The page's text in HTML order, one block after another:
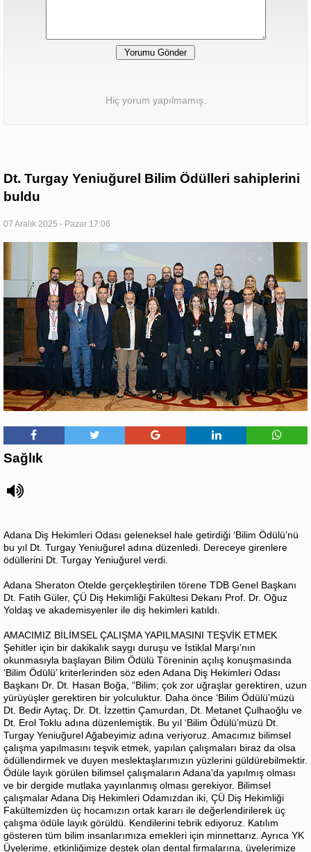
Hiç yorum yapılmamış.
Dt. Turgay Yeniuğurel Bilim Ödülleri sahiplerini
buldu
07 Aralık 2025 - Pazar 17:06
Sağlık
Adana Diş Hekimleri Odası geleneksel hale getirdiği ‘Bilim Ödülü’nü
bu yıl Dt. Turgay Yeniuğurel adına düzenledi. Dereceye girenlere
ödüllerini Dt. Turgay Yeniuğurel verdi.
Adana Sheraton Otelde gerçekleştirilen törene TDB Genel Başkanı
Dt. Fatih Güler, ÇÜ Diş Hekimliği Fakültesi Dekanı Prof. Dr. Oğuz
Yoldaş ve akademisyenler ile diş hekimleri katıldı.
AMACIMIZ BİLİMSEL ÇALIŞMA YAPILMASINI TEŞVİK ETMEK
Şehitler için bir dakikalık saygı duruşu ve İstiklal Marşı’nın
okunmasıyla başlayan Bilim Ödülü Töreninin açılış konuşmasında
‘Bilim Ödülü’ kriterlerinden söz eden Adana Diş Hekimleri Odası
Başkanı Dr. Dt. Hasan Boğa, “Bilim; çok zor uğraşlar gerektiren, uzun
yürüyüşler gerektiren bir yolculuktur. Daha önce ‘Bilim Ödülü’müzü
Dt. Bedir Aytaç, Dr. Dt. İzzettin Çamurdan, Dt. Metanet Çulhaoğlu ve
Dt. Erol Toklu adına düzenlemiştik. Bu yıl ‘Bilim Ödülü’müzü Dt.
Turgay Yeniuğurel Ağabeyimiz adına veriyoruz. Amacımız bilimsel
çalışma yapılmasını teşvik etmek, yapılan çalışmaları biraz da olsa
ödüllendirmek ve duyen meslektaşlarımızın yüzlerini güldürebilmektir.
Ödüle layık görülen bilimsel çalışmaların Adana'da yapılmış olması
ve bir dergide mutlaka yayınlanmış olması gerekiyor. Bilimsel
çalışmalar Adana Diş Hekimleri Odamızdan iki, ÇÜ Diş Hekimliği
Fakültemizden üç hocamızın ortak kararı ile değerlendirilerek üç
çalışma ödüle layık görüldü. Kendilerini tebrik ediyoruz. Katılım
gösteren tüm bilim insanlarımıza emekleri için minnettarız. Ayrıca YK
Üyelerime, etkinliğimize destek olan dental firmalarına, üyelerimize